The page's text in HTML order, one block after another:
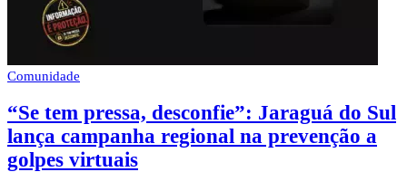
Comunidade
“Se tem pressa, desconfie”: Jaraguá do Sul
lança campanha regional na prevenção a
golpes virtuais